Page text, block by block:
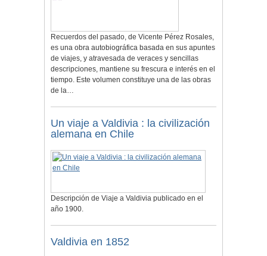
Recuerdos del pasado, de Vicente Pérez Rosales,
es una obra autobiográfica basada en sus apuntes
de viajes, y atravesada de veraces y sencillas
descripciones, mantiene su frescura e interés en el
tiempo. Este volumen constituye una de las obras
de la…
Un viaje a Valdivia : la civilización
alemana en Chile
Descripción de Viaje a Valdivia publicado en el
año 1900.
Valdivia en 1852